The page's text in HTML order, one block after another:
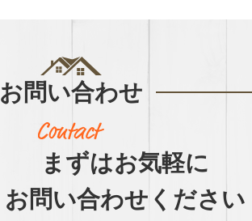
お問い合わせ
まずはお気軽に
お問い合わせください